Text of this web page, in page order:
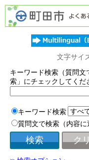
文字サイ
キーワード検索（質問
索」にチェックしてくだ
キーワード検索
質問文で検索（内容に